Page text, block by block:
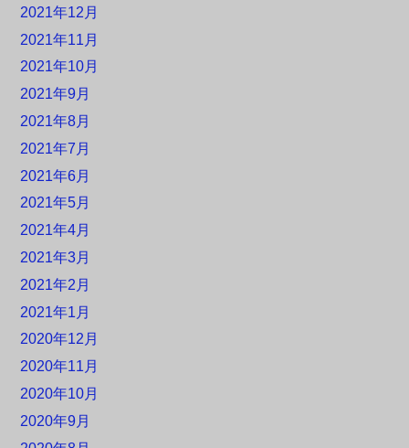
2021年12月
2021年11月
2021年10月
2021年9月
2021年8月
2021年7月
2021年6月
2021年5月
2021年4月
2021年3月
2021年2月
2021年1月
2020年12月
2020年11月
2020年10月
2020年9月